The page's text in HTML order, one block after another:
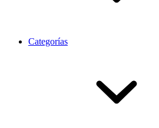
Categorías